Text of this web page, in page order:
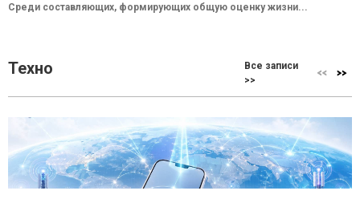
Среди составляющих, формирующих общую оценку жизни...
Техно
Все записи
>>